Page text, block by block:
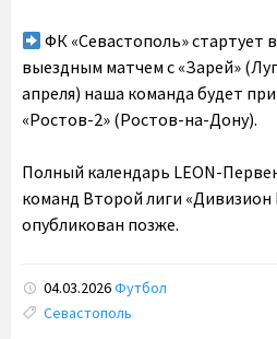
ФК «Севастополь» стартует
выездным матчем с «Зарей»
апреля) наша команда будет
«Ростов-2» (Ростов-на-Дону).
Полный календарь LEON-
команд Второй лиги «Дивизион
опубликован позже.
04.03.2026Футбол
Tags:
Севастополь